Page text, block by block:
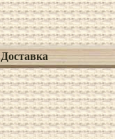
Доставка